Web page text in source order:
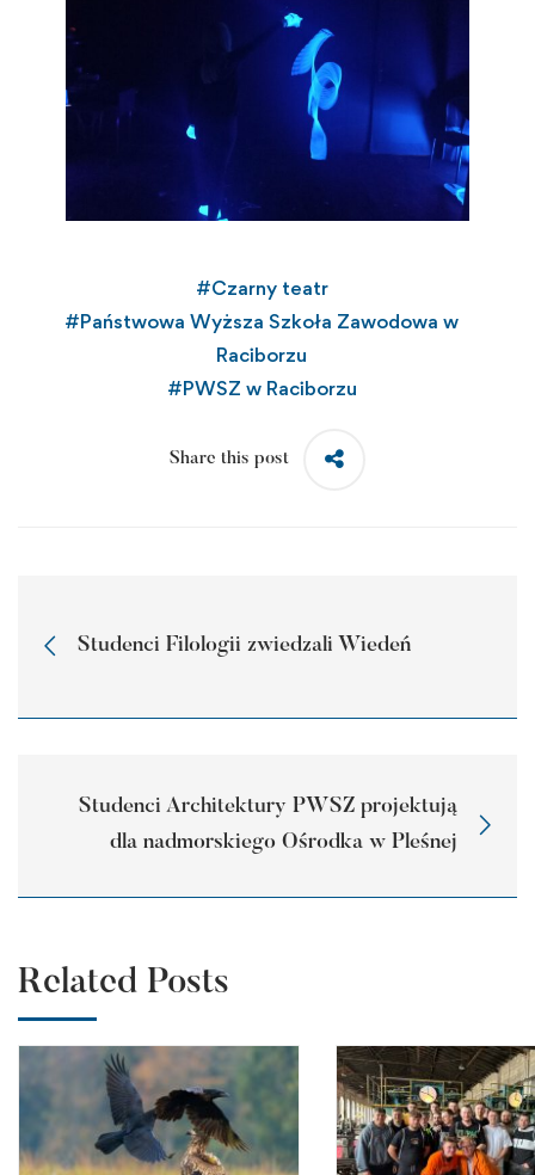
#Czarny teatr
#Państwowa Wyższa Szkoła Zawodowa w
Raciborzu
#PWSZ w Raciborzu
Share this post
Studenci Filologii zwiedzali Wiedeń
Studenci Architektury PWSZ projektują
dla nadmorskiego Ośrodka w Pleśnej
Related Posts